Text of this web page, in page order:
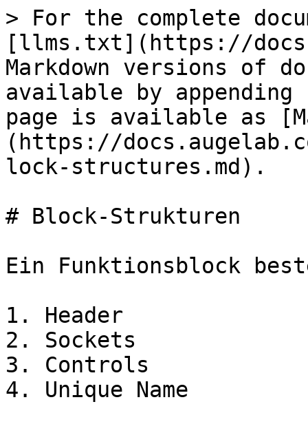
> For the complete
[llms.txt](https://
Markdown versions of
available by
page is available as
(https://
lock-structures.md).
# Block-Strukturen
Ein Funktionsblock
1. Header
2. Sockets
3. Controls
4. Unique Name